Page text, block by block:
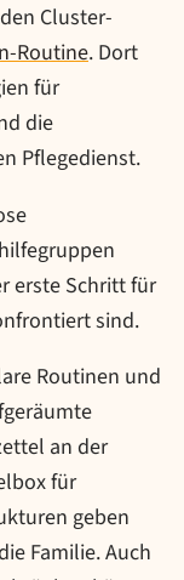
Cluster-
Routine. Dort
für
die
Pflegedienst.
erste Schritt für
sind.
Routinen und
an der
für
geben
Familie. Auch